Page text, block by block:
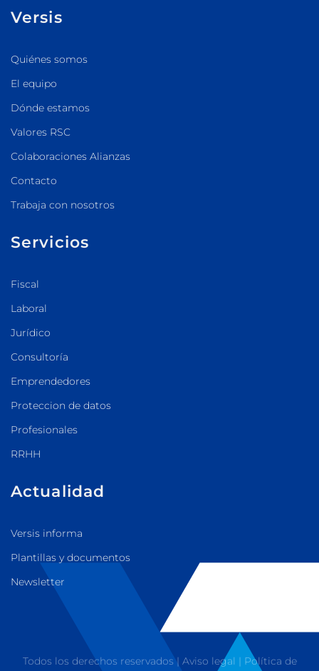
Versis
Quiénes somos
El equipo
Dónde estamos
Valores RSC
Colaboraciones Alianzas
Contacto
Trabaja con nosotros
Servicios
Fiscal
Laboral
Jurídico
Consultoría
Emprendedores
Proteccion de datos
Profesionales
RRHH
Actualidad
Versis informa
Plantillas y documentos
Newsletter
Todos los derechos reservados | Aviso legal | Política de